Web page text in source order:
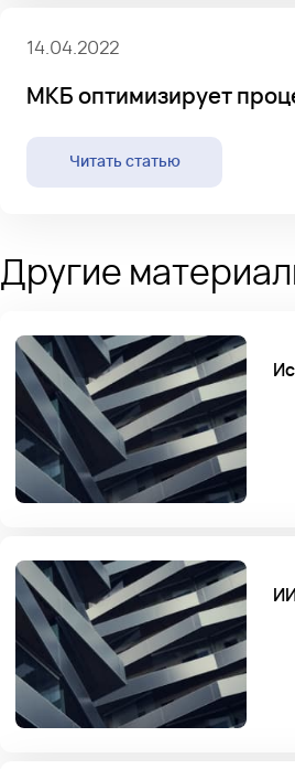
14.04.2022
МКБ оптимизирует
Читать статью
Другие